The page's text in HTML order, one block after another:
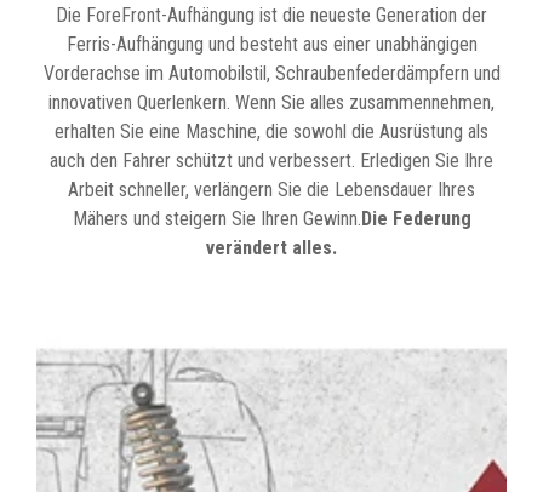
Die ForeFront-Aufhängung ist die neueste Generation der
Ferris-Aufhängung und besteht aus einer unabhängigen
Vorderachse im Automobilstil, Schraubenfederdämpfern und
innovativen Querlenkern. Wenn Sie alles zusammennehmen,
erhalten Sie eine Maschine, die sowohl die Ausrüstung als
auch den Fahrer schützt und verbessert. Erledigen Sie Ihre
Arbeit schneller, verlängern Sie die Lebensdauer Ihres
Mähers und steigern Sie Ihren Gewinn.Die Federung
verändert alles.